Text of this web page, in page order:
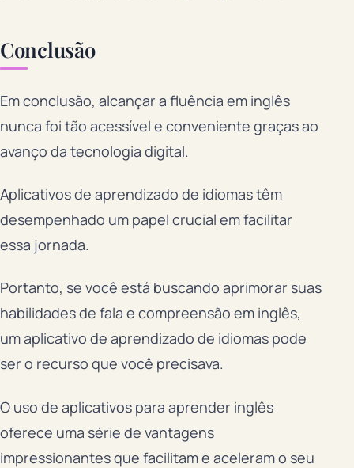
Conclusão
Em conclusão, alcançar a fluência em inglês
nunca foi tão acessível e conveniente graças ao
avanço da tecnologia digital.
Aplicativos de aprendizado de idiomas têm
desempenhado um papel crucial em facilitar
essa jornada.
Portanto, se você está buscando aprimorar suas
habilidades de fala e compreensão em inglês,
um aplicativo de aprendizado de idiomas pode
ser o recurso que você precisava.
O uso de aplicativos para aprender inglês
oferece uma série de vantagens
impressionantes que facilitam e aceleram o seu